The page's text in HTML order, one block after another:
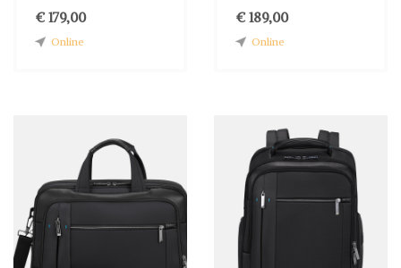
€ 179,00
Online
€ 189,00
Online